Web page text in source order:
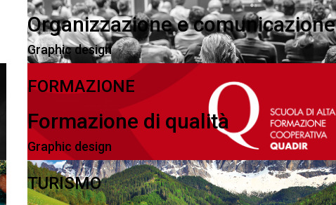
Organizzazione e comunicazione
Graphic design
FORMAZIONE
Formazione di qualità
Graphic design
TURISMO